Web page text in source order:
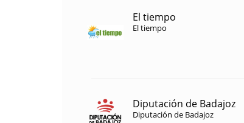
El tiempo
El tiempo
Diputación de Badajoz
Diputación de Badajoz